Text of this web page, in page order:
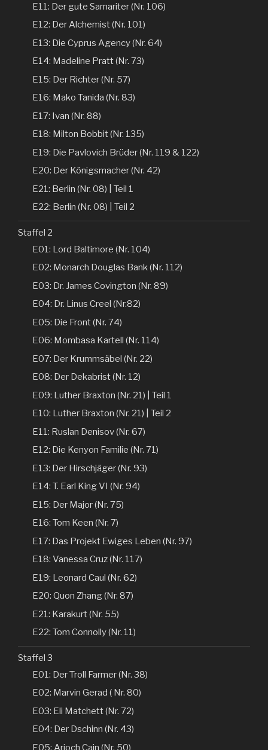
E11: Der gute Samariter (Nr. 106)
E12: Der Alchemist (Nr. 101)
E13: Die Cyprus Agency (Nr. 64)
E14: Madeline Pratt (Nr. 73)
E15: Der Richter (Nr. 57)
E16: Mako Tanida (Nr. 83)
E17: Ivan (Nr. 88)
E18: Milton Bobbit (Nr. 135)
E19: Die Pavlovich Brüder (Nr. 119 & 122)
E20: Der Königsmacher (Nr. 42)
E21: Berlin (Nr. 08) | Teil 1
E22: Berlin (Nr. 08) | Teil 2
Staffel 2
E01: Lord Baltimore (Nr. 104)
E02: Monarch Douglas Bank (Nr. 112)
E03: Dr. James Covington (Nr. 89)
E04: Dr. Linus Creel (Nr.82)
E05: Die Front (Nr. 74)
E06: Mombasa Kartell (Nr. 114)
E07: Der Krummsäbel (Nr. 22)
E08: Der Dekabrist (Nr. 12)
E09: Luther Braxton (Nr. 21) | Teil 1
E10: Luther Braxton (Nr. 21) | Teil 2
E11: Ruslan Denisov (Nr. 67)
E12: Die Kenyon Familie (Nr. 71)
E13: Der Hirschjäger (Nr. 93)
E14: T. Earl King VI (Nr. 94)
E15: Der Major (Nr. 75)
E16: Tom Keen (Nr. 7)
E17: Das Projekt Ewiges Leben (Nr. 97)
E18: Vanessa Cruz (Nr. 117)
E19: Leonard Caul (Nr. 62)
E20: Quon Zhang (Nr. 87)
E21: Karakurt (Nr. 55)
E22: Tom Connolly (Nr. 11)
Staffel 3
E01: Der Troll Farmer (Nr. 38)
E02: Marvin Gerad ( Nr. 80)
E03: Eli Matchett (Nr. 72)
E04: Der Dschinn (Nr. 43)
E05: Arioch Cain (Nr. 50)